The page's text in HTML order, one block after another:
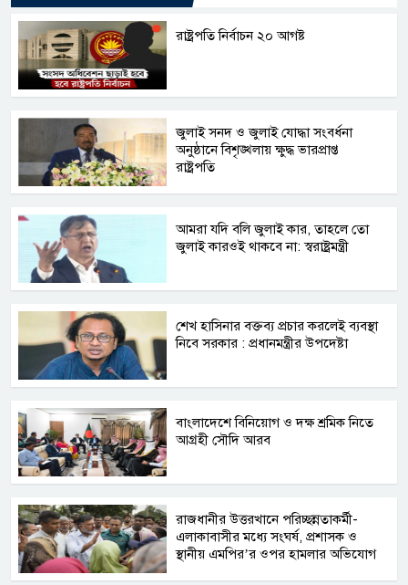
রাষ্ট্রপতি নির্বাচন ২০ আগষ্ট
জুলাই সনদ ও জুলাই যোদ্ধা সংবর্ধনা
অনুষ্ঠানে বিশৃঙ্খলায় ক্ষুদ্ধ ভারপ্রাপ্ত
রাষ্ট্রপতি
আমরা যদি বলি জুলাই কার, তাহলে তো
জুলাই কারওই থাকবে না: স্বরাষ্ট্রমন্ত্রী
শেখ হাসিনার বক্তব্য প্রচার করলেই ব্যবস্থা
নিবে সরকার : প্রধানমন্ত্রীর উপদেষ্টা
বাংলাদেশে বিনিয়োগ ও দক্ষ শ্রমিক নিতে
আগ্রহী সৌদি আরব
রাজধানীর উত্তরখানে পরিচ্ছন্নতাকর্মী-
এলাকাবাসীর মধ্যে সংঘর্ষ, প্রশাসক ও
স্থানীয় এমপির’র ওপর হামলার অভিযোগ